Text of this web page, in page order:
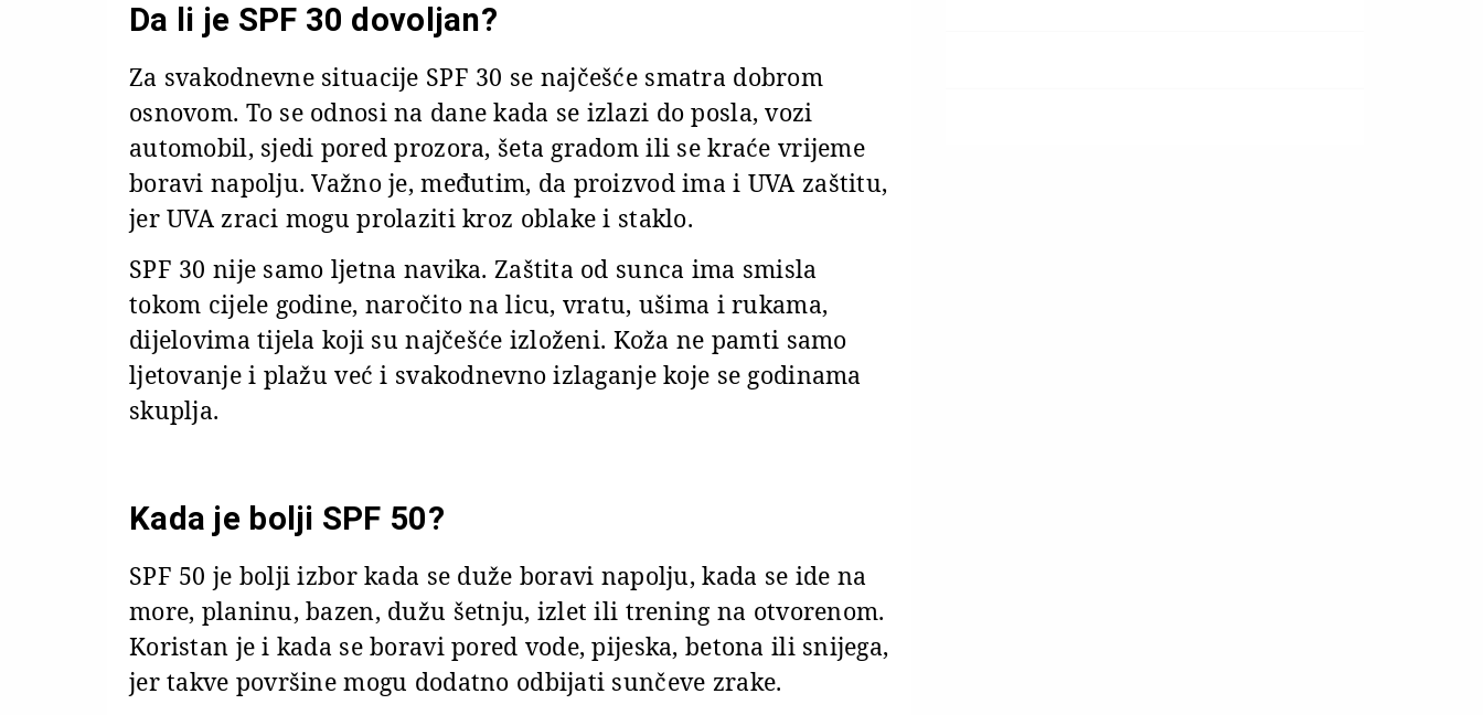
Da li je SPF 30 dovoljan?
Za svakodnevne situacije SPF 30 se najčešće smatra dobrom
osnovom. To se odnosi na dane kada se izlazi do posla, vozi
automobil, sjedi pored prozora, šeta gradom ili se kraće vrijeme
boravi napolju. Važno je, međutim, da proizvod ima i UVA zaštitu,
jer UVA zraci mogu prolaziti kroz oblake i staklo.
SPF 30 nije samo ljetna navika. Zaštita od sunca ima smisla
tokom cijele godine, naročito na licu, vratu, ušima i rukama,
dijelovima tijela koji su najčešće izloženi. Koža ne pamti samo
ljetovanje i plažu već i svakodnevno izlaganje koje se godinama
skuplja.
Kada je bolji SPF 50?
SPF 50 je bolji izbor kada se duže boravi napolju, kada se ide na
more, planinu, bazen, dužu šetnju, izlet ili trening na otvorenom.
Koristan je i kada se boravi pored vode, pijeska, betona ili snijega,
jer takve površine mogu dodatno odbijati sunčeve zrake.